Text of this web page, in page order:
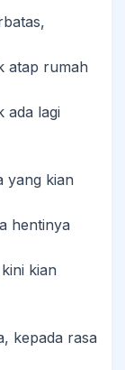
atap rumah
ada lagi
yang kian
hentinya
kian
kepada rasa